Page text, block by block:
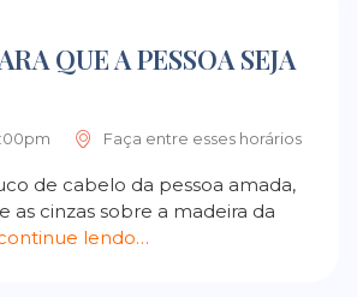
QUE A PESSOA SEJA
Faça entre esses horários
de cabelo da pessoa amada,
as cinzas sobre a madeira da
lendo…